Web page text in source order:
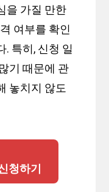
을 가질 만한
여부를 확인
. 특히, 신청 일
기 때문에 관
놓치지 않도
청하기